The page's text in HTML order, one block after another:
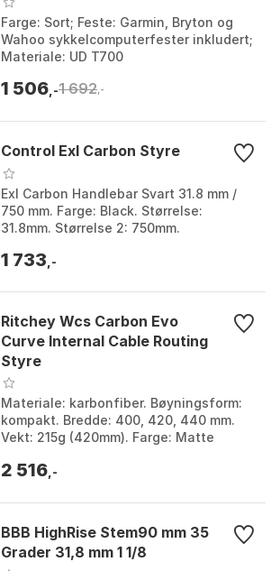
Farge: Sort; Feste: Garmin, Bryton og
Wahoo sykkelcomputerfester inkludert;
Materiale: UD T700
31,8 mm. Farge: Black. Størrel...
1 506 ,-1 692,-
Control Exl Carbon Styre
Exl Carbon Handlebar Svart 31.8 mm /
750 mm. Farge: Black. Størrelse:
31.8mm. Størrelse 2: 750mm.
1 733 ,-
Ritchey Wcs Carbon Evo
Curve Internal Cable Routing
Styre
Materiale: karbonfiber. Bøyningsform:
kompakt. Bredde: 400, 420, 440 mm.
Vekt: 215g (420mm). Farge: Matte
440mm.
2 516 ,-
BBB HighRise Stem90 mm 35
Grader 31,8 mm 1 1/8